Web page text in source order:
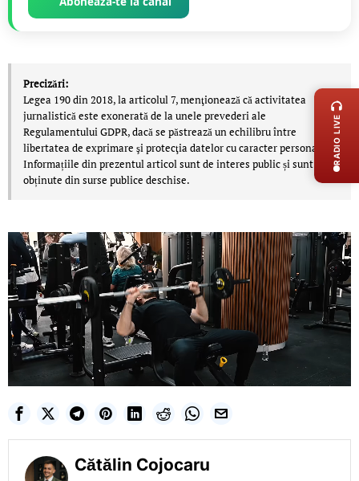
Precizări:
Legea 190 din 2018, la articolul 7, menţionează că activitatea
jurnalistică este exonerată de la unele prevederi ale
Regulamentului GDPR, dacă se păstrează un echilibru între
libertatea de exprimare şi protecţia datelor cu caracter personal.
Informațiile din prezentul articol sunt de interes public și sunt
obținute din surse publice deschise.
Cătălin Cojocaru
RADIO LIVE